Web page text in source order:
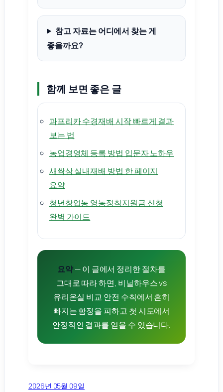
참고 자료는 어디에서 찾는 게
좋을까요?
함께 보면 좋은 글
파프리카 수경재배 시작 빠르게 결과
보는 법
농업경영체 등록 방법 입문자 노하우
새싹삼 실내재배 방법 한 페이지
요약
청년창업농 영농정착지원금 신청
완벽 가이드
요약— 이 글에서 정리한 절차를
그대로 따라 하면, 비닐하우스 vs
유리온실 비교 안전 수칙에서 흔히
빠지는 함정을 피하고 첫 시도에서
안정적인 결과를 얻을 수 있습니다.
2026년 05월 09일